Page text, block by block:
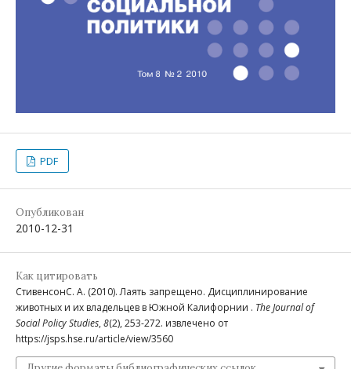
PDF
Опубликован
2010-12-31
Как цитировать
СтивенсонС. А. (2010). Лаять запрещено. Дисциплинирование
животных и их владельцев в Южной Калифорнии . The Journal of
Social Policy Studies, 8(2), 253-272. извлечено от
https://jsps.hse.ru/article/view/3560